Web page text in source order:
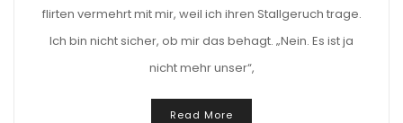
flirten vermehrt mit mir, weil ich ihren Stallgeruch trage.
Ich bin nicht sicher, ob mir das behagt. „Nein. Es ist ja
nicht mehr unser“,
Read More